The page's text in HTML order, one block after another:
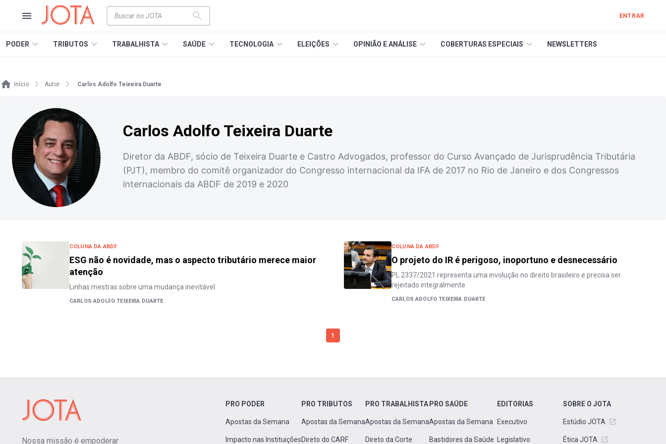
ENTRAR
PODER TRIBUTOS TRABALHISTA SAÚDE TECNOLOGIA ELEIÇÕES OPINIÃO E ANÁLISE COBERTURAS ESPECIAIS NEWSLETTERS
Início Autor Carlos Adolfo Teixeira Duarte
Carlos Adolfo Teixeira Duarte
Diretor da ABDF, sócio de Teixeira Duarte e Castro Advogados, professor do Curso Avançado de Jurisprudência Tributária
(PJT), membro do comitê organizador do Congresso internacional da IFA de 2017 no Rio de Janeiro e dos Congressos
internacionais da ABDF de 2019 e 2020
COLUNA DA ABDF
ESG não é novidade, mas o aspecto tributário merece maior
atenção
Linhas mestras sobre uma mudança inevitável
CARLOS ADOLFO TEIXEIRA DUARTE
COLUNA DA ABDF
O projeto do IR é perigoso, inoportuno e desnecessário
PL 2337/2021 representa uma involução no direito brasileiro e precisa ser
rejeitado integralmente
CARLOS ADOLFO TEIXEIRA DUARTE
1
Nossa missão é empoderar
PRO PODER
Apostas da Semana
Impacto nas Instituições
PRO TRIBUTOS
Apostas da Semana
Direto do CARF
PRO TRABALHISTA
Apostas da Semana
Direto da Corte
PRO SAÚDE
Apostas da Semana
Bastidores da Saúde
EDITORIAS
Executivo
Legislativo
SOBRE O JOTA
Estúdio JOTA
Ética JOTA